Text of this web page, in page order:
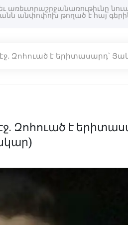
առեւտրաշրջանառութիւնը
Զոհուած է երիտասարդ՝
Զոհուած է